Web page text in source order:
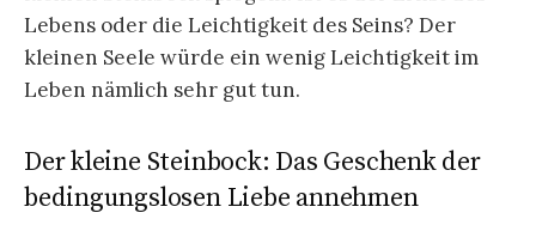
Lebens oder die Leichtigkeit des Seins? Der
kleinen Seele würde ein wenig Leichtigkeit im
Leben nämlich sehr gut tun.
Der kleine Steinbock: Das Geschenk der
bedingungslosen Liebe annehmen